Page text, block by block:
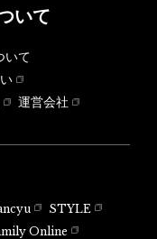
いて
いて
運営会社
STYLE
Online